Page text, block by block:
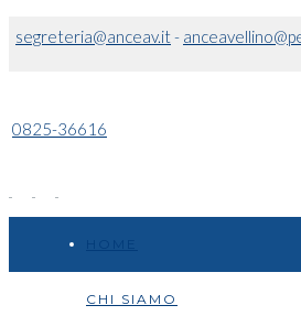
segreteria@anceav.it-
0825-36616
CHI SIAMO